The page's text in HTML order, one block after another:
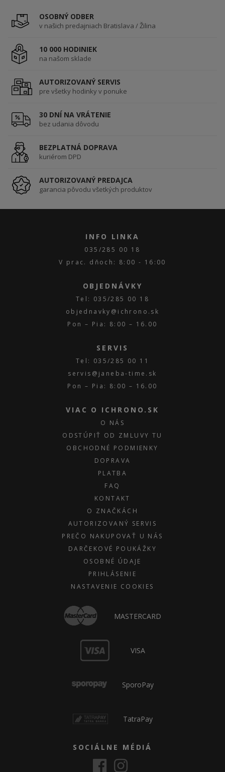
OSOBNÝ ODBER
v našich predajniach Bratislava / Žilina
10 000 HODINIEK
na našom sklade
AUTORIZOVANÝ SERVIS
pre všetky hodinky v ponuke
30 DNÍ NA VRÁTENIE
bez udania dôvodu
BEZPLATNÁ DOPRAVA
kuriérom DPD
AUTORIZOVANÝ PREDAJCA
garancia pôvodu všetkých produktov
INFO LINKA
035/285 00 18
V prac. dňoch: 8:00 - 16:00
OBJEDNÁVKY
Tel: 035/285 00 18
objednavky@ichrono.sk
Pon – Pia: 8:00 – 16.00
SERVIS
Tel: 035/285 00 11
servis@janeba-time.sk
Pon – Pia: 8:00 – 16.00
VIAC O ICHRONO.SK
O NÁS
ODSTÚPIŤ OD ZMLUVY TU
OBCHODNÉ PODMIENKY
DOPRAVA
PLATBA
FAQ
KONTAKT
O ZNAČKÁCH
AUTORIZOVANÝ SERVIS
PREČO NAKUPOVAŤ U NÁS
DARČEKOVÉ POUKÁŽKY
OSOBNÉ ÚDAJE
PRIHLÁSENIE
NASTAVENIE COOKIES
MASTERCARD
VISA
SporoPay
TatraPay
SOCIÁLNE MÉDIÁ